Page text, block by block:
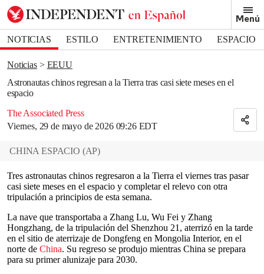
Menú
NOTICIAS ESTILO ENTRETENIMIENTO
ESPACIO
DEPORTES
Noticias
EEUU
Astronautas chinos regresan a la Tierra tras casi siete meses en el
espacio
The Associated Press
Viernes, 29 de mayo de 2026 09:26 EDT
Bookmark popover
Removed from bookmarks
Close popover
CHINA ESPACIO (AP)
Tres astronautas chinos regresaron a la Tierra el viernes tras pasar
casi siete meses en el espacio y completar el relevo con otra
tripulación a principios de esta semana.
La nave que transportaba a Zhang Lu, Wu Fei y Zhang
Hongzhang, de la tripulación del Shenzhou 21, aterrizó en la tarde
en el sitio de aterrizaje de Dongfeng en Mongolia Interior, en el
norte de China. Su regreso se produjo mientras China se prepara
para su primer alunizaje para 2030.